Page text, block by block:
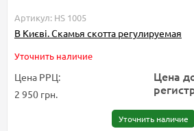
Артикул: HS 1005
В Києві. Скамья скотта регулируемая
Уточнить наличие
Цена РРЦ:
2 950 грн.
Цена
Уточнить наличие